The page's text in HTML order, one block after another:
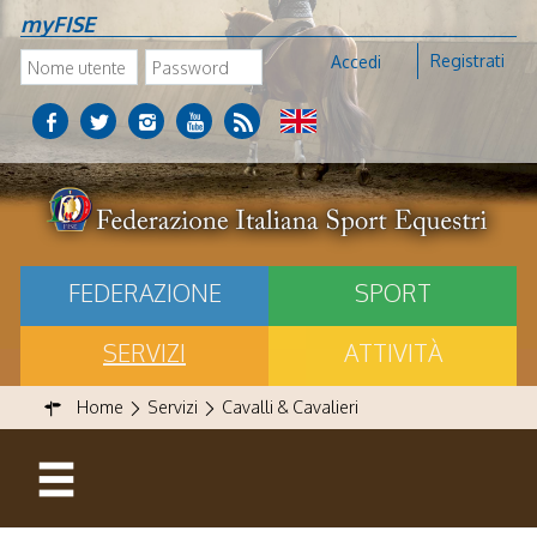
myFISE
Accedi Registrati
FEDERAZIONE
SPORT
SERVIZI
ATTIVITÀ
Home Servizi Cavalli & Cavalieri